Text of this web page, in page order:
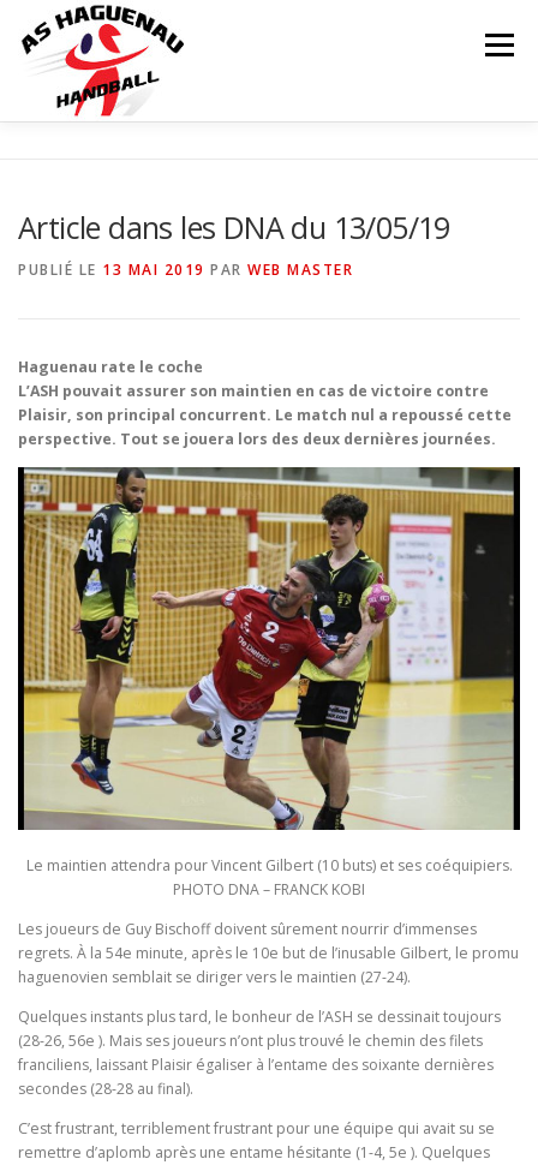
Menu
INFOS COMPLÉMENTAIRES
BOUTIQUE
Article dans les DNA du 13/05/19
PUBLIÉ LE 13 MAI 2019 PAR WEB MASTER
Haguenau rate le coche
L’ASH pouvait assurer son maintien en cas de victoire contre
Plaisir, son principal concurrent. Le match nul a repoussé cette
perspective. Tout se jouera lors des deux dernières journées.
Le maintien attendra pour Vincent Gilbert (10 buts) et ses coéquipiers.
PHOTO DNA – FRANCK KOBI
Les joueurs de Guy Bischoff doivent sûrement nourrir d’immenses
regrets. À la 54e minute, après le 10e but de l’inusable Gilbert, le promu
haguenovien semblait se diriger vers le maintien (27-24).
Quelques instants plus tard, le bonheur de l’ASH se dessinait toujours
(28-26, 56e ). Mais ses joueurs n’ont plus trouvé le chemin des filets
franciliens, laissant Plaisir égaliser à l’entame des soixante dernières
secondes (28-28 au final).
C’est frustrant, terriblement frustrant pour une équipe qui avait su se
remettre d’aplomb après une entame hésitante (1-4, 5e ). Quelques